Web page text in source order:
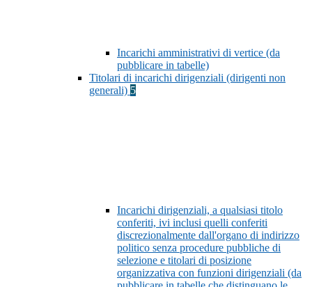
Incarichi amministrativi di vertice (da
pubblicare in tabelle)
Titolari di incarichi dirigenziali (dirigenti non
generali) 5
Incarichi dirigenziali, a qualsiasi titolo
conferiti, ivi inclusi quelli conferiti
discrezionalmente dall'organo di indirizzo
politico senza procedure pubbliche di
selezione e titolari di posizione
organizzativa con funzioni dirigenziali (da